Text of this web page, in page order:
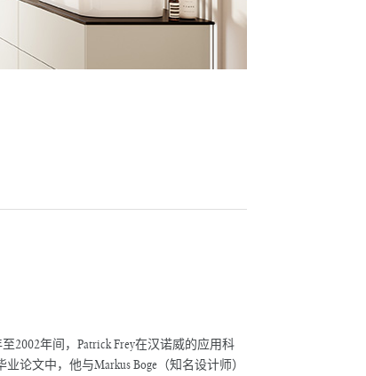
2002年间，Patrick Frey在汉诺威的应用科
论文中，他与Markus Boge（知名设计师）